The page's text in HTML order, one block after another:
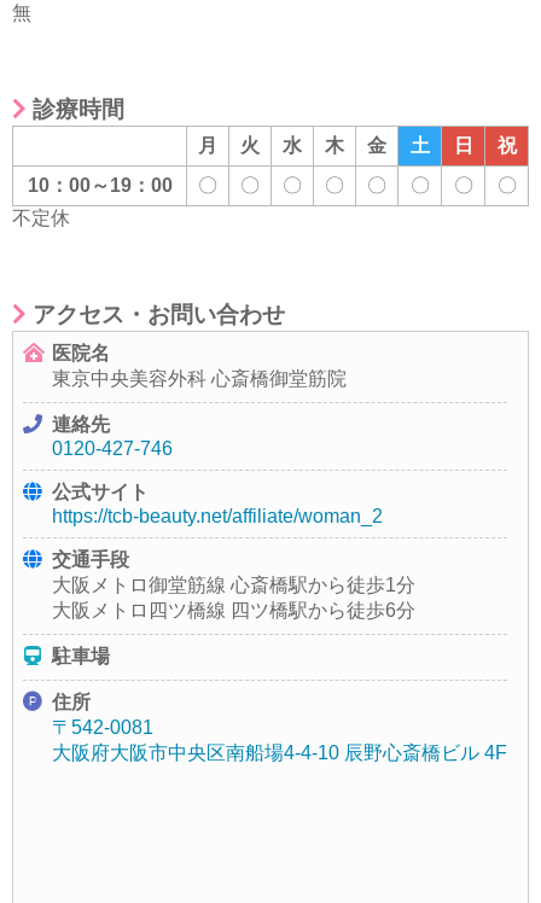
無
診療時間
月 火 水 木 金 土 日
祝
10：00～19：00
〇 〇 〇 〇 〇 〇 〇
〇
不定休
アクセス・お問い合わせ
医院名
東京中央美容外科 心斎橋御堂筋院
連絡先
0120-427-746
公式サイト
https://tcb-beauty.net/affiliate/woman_2
交通手段
大阪メトロ御堂筋線 心斎橋駅から徒歩1分
大阪メトロ四ツ橋線 四ツ橋駅から徒歩6分
駐車場
住所
〒542-0081
大阪府大阪市中央区南船場4-4-10 辰野心斎橋ビル 4F